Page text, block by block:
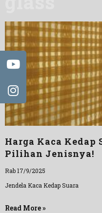
Harga Kaca Kedap
Pilihan Jenisnya!
Rab 17/9/2025
Jendela Kaca Kedap Suara
Read More »